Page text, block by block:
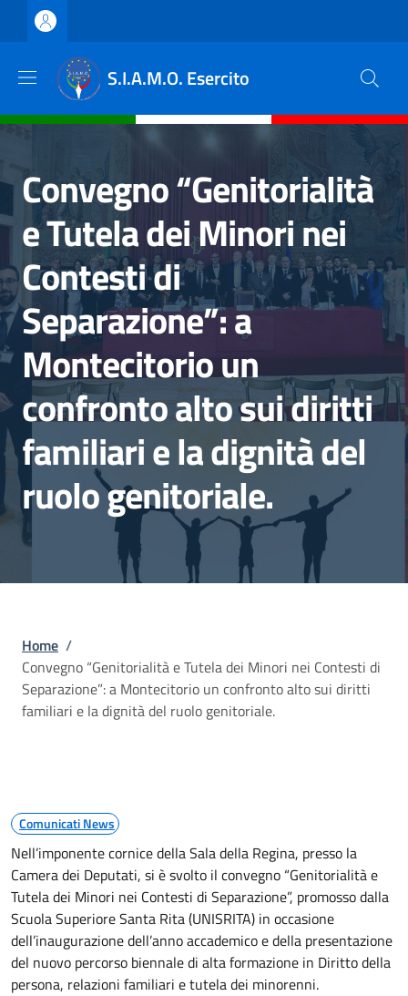
Salta al contenuto principale
Skip to footer content
S.I.A.M.O. Esercito
Convegno “Genitorialità
e Tutela dei Minori nei
Contesti di
Separazione”: a
Montecitorio un
confronto alto sui diritti
familiari e la dignità del
ruolo genitoriale.
Briciole di pane
Home /
Convegno “Genitorialità e Tutela dei Minori nei Contesti di
Separazione”: a Montecitorio un confronto alto sui diritti
familiari e la dignità del ruolo genitoriale.
Comunicati News
Nell’imponente cornice della Sala della Regina, presso la
Camera dei Deputati, si è svolto il convegno “Genitorialità e
Tutela dei Minori nei Contesti di Separazione”, promosso dalla
Scuola Superiore Santa Rita (UNISRITA) in occasione
dell’inaugurazione dell’anno accademico e della presentazione
del nuovo percorso biennale di alta formazione in Diritto della
persona, relazioni familiari e tutela dei minorenni.